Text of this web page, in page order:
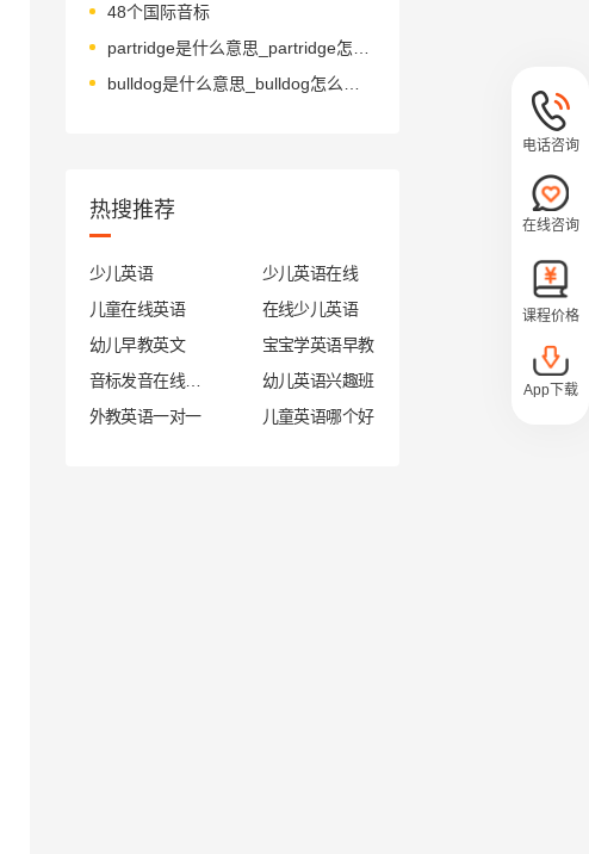
48个国际音标
热搜推荐
少儿英语
少儿英语在线
儿童在线英语
在线少儿英语
幼儿早教英文
宝宝学英语早教
幼儿英语兴趣班
外教英语一对一
儿童英语哪个好
电话咨询
在线咨询
课程价格
App下载